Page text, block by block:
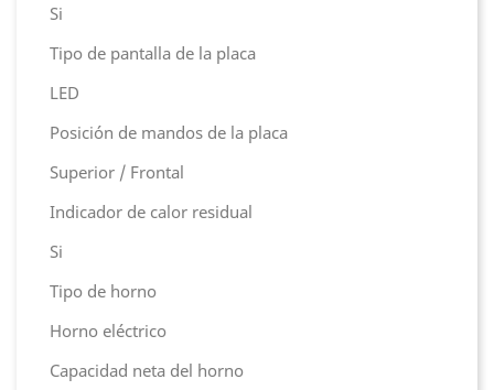
Si
Tipo de pantalla de la placa
LED
Posición de mandos de la placa
Superior / Frontal
Indicador de calor residual
Si
Tipo de horno
Horno eléctrico
Capacidad neta del horno